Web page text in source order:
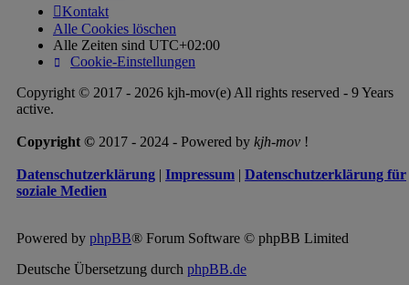
Kontakt
Alle Cookies löschen
Alle Zeiten sind UTC+02:00
Cookie-Einstellungen
Copyright © 2017 - 2026 kjh-mov(e) All rights reserved - 9 Years
active.
Copyright © 2017 - 2024 - Powered by kjh-mov !
Datenschutzerklärung | Impressum | Datenschutzerklärung für
soziale Medien
Powered by phpBB® Forum Software © phpBB Limited
Deutsche Übersetzung durch phpBB.de